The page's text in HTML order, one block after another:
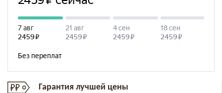
Гарантия лучшей цены